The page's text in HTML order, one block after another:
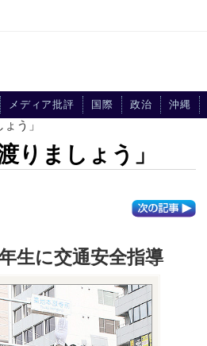
メディア批評 国際 政治 沖縄
う」
りましょう」
生に交通安全指導